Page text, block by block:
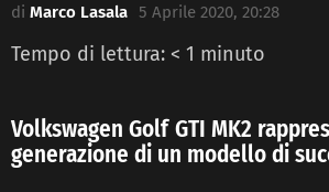
di Marco Lasala 5 Aprile 2020, 20:28
Tempo di lettura: < 1 minuto
Volkswagen Golf GTI MK2
generazione di un modello di